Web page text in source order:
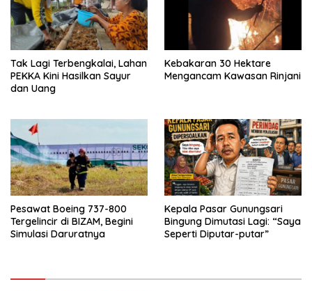
Tak Lagi Terbengkalai, Lahan
PEKKA Kini Hasilkan Sayur
dan Uang
Kebakaran 30 Hektare
Mengancam Kawasan Rinjani
Pesawat Boeing 737-800
Tergelincir di BIZAM, Begini
Simulasi Daruratnya
Kepala Pasar Gunungsari
Bingung Dimutasi Lagi: “Saya
Seperti Diputar-putar”